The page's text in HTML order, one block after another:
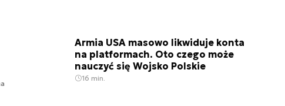
Armia USA masowo likwiduje konta
na platformach. Oto czego może
nauczyć się Wojsko Polskie
16 min.